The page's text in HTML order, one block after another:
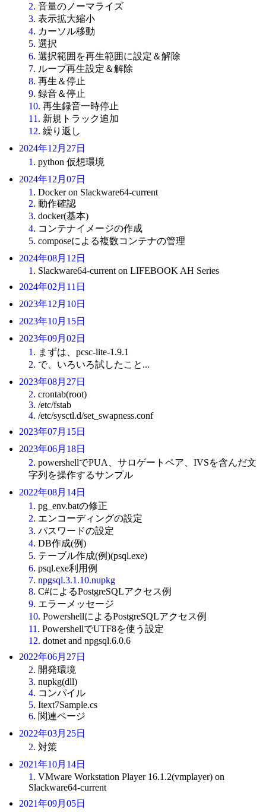
2. 音量のノーマライズ
3. 表示拡大縮小
4. カーソル移動
5. 選択
6. 選択範囲を再生範囲に設定＆解除
7. ループ再生設定＆解除
8. 再生＆停止
9. 録音＆停止
10. 再生録音一時停止
11 . 新規トラック追加
12. 繰り返し
2024年12月27日
1 . python 仮想環境
2024年12月07日
1 . Docker on Slackware64-current
2. 動作確認
3. docker(基本)
4. コンテナイメージの作成
5. composeによる複数コンテナの管理
2024年08月12日
1 . Slackware64-current on LIFEBOOK AH Series
2024年02月11日
2023年12月10日
2023年10月15日
2023年09月02日
1 . まずは、pcsc-lite-1.9.1
2. で、いろいろ試したこと...
2023年08月27日
2. crontab(root)
3. /etc/fstab
4. /etc/sysctl.d/set_swapness.conf
2023年07月15日
2023年06月18日
2. powershellでPUA、サロゲートペア、IVSを含んだ文
字列を操作するサンプル
2022年08月14日
1 . pg_env.batの修正
2. エンコーディングの設定
3. パスワードの設定
4. DB作成(例)
5. テーブル作成(例)(psql.exe)
6. psql.exe利用例
7. npgsql.3.1.10.nupkg
8. C#によるPostgreSQLアクセス例
9. エラーメッセージ
10. PowershellによるPostgreSQLアクセス例
11 . PowershellでUTF8を使う設定
12. dotnet and npgsql.6.0.6
2022年06月27日
2. 開発環境
3. nupkg(dll)
4. コンパイル
5. Itext7Sample.cs
6. 関連ページ
2022年03月25日
2. 対策
2021年10月14日
1 . VMware Workstation Player 16.1.2(vmplayer) on
Slackware64-current
2021年09月05日